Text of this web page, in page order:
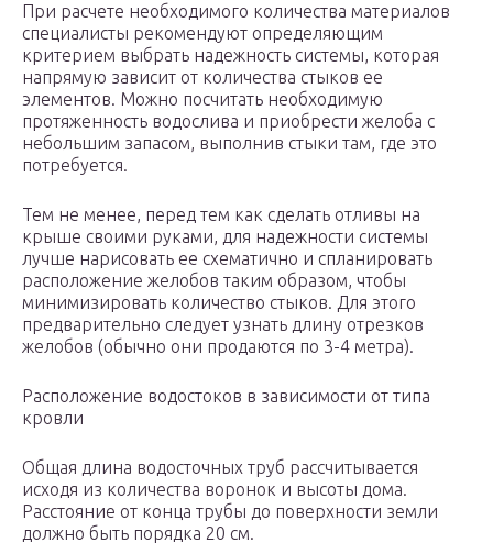
При расчете необходимого количества материалов
специалисты рекомендуют определяющим
критерием выбрать надежность системы, которая
напрямую зависит от количества стыков ее
элементов. Можно посчитать необходимую
протяженность водослива и приобрести желоба с
небольшим запасом, выполнив стыки там, где это
потребуется.
Тем не менее, перед тем как сделать отливы на
крыше своими руками, для надежности системы
лучше нарисовать ее схематично и спланировать
расположение желобов таким образом, чтобы
минимизировать количество стыков. Для этого
предварительно следует узнать длину отрезков
желобов (обычно они продаются по 3-4 метра).
Расположение водостоков в зависимости от типа
кровли
Общая длина водосточных труб рассчитывается
исходя из количества воронок и высоты дома.
Расстояние от конца трубы до поверхности земли
должно быть порядка 20 см.